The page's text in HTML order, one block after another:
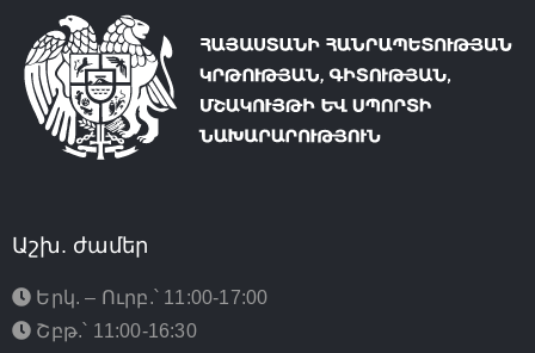
Աշխ. ժամեր
Երկ. – Ուրբ.՝ 11:00-17:00
Շբթ.՝ 11:00-16:30